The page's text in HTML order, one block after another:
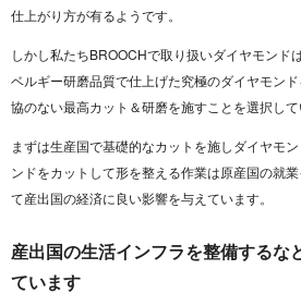
仕上がり方が有るようです。
しかし私たちBROOCHで取り扱いダイヤモンド
ベルギー研磨品質で仕上げた究極のダイヤモン
協のない最高カット＆研磨を施すことを選択して
まずは生産国で基礎的なカットを施しダイヤモ
ンドをカットして形を整える作業は原産国の就
て産出国の経済に良い影響を与えています。
産出国の生活インフラを整備するな
ています